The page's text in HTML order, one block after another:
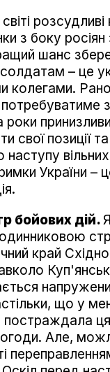
з боку росіян
шанс
солдатам – це
колегами.
роки
свої позиції
наступу
України –
бойових дій.
край
що у
постраждала
Але,